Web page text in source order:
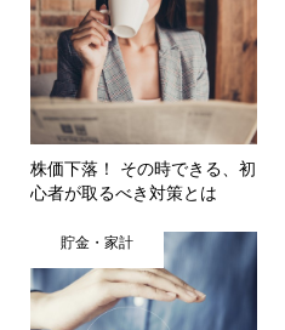
株価下落！ その時できる、初
心者が取るべき対策とは
貯金・家計